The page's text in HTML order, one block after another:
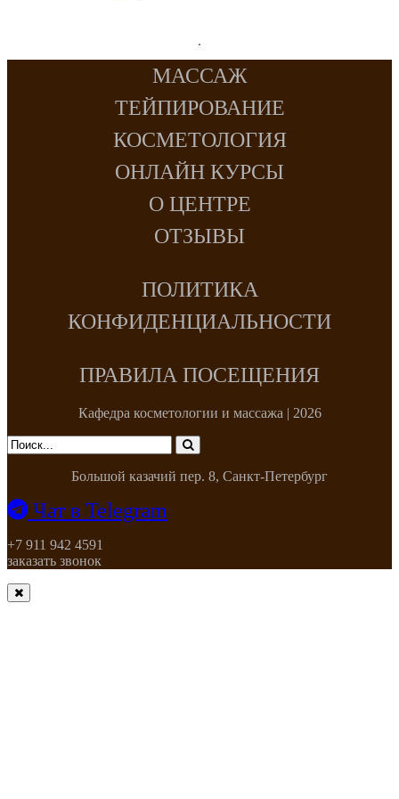
МАССАЖ
ТЕЙПИРОВАНИЕ
КОСМЕТОЛОГИЯ
ОНЛАЙН КУРСЫ
О ЦЕНТРЕ
ОТЗЫВЫ
ПОЛИТИКА
КОНФИДЕНЦИАЛЬНОСТИ
ПРАВИЛА ПОСЕЩЕНИЯ
Кафедра косметологии и массажа | 2026
Большой казачий пер. 8, Санкт-Петербург
Чат в Telegram
+7 911 942 4591
заказать звонок